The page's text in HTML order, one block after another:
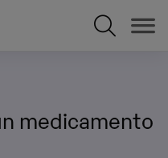
medicamento